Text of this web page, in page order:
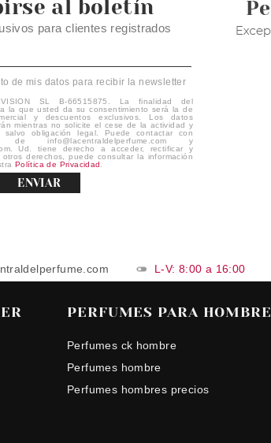
al boletín
para clientes registrados
de mis datos para recibir la newsletter
SL B-66515875. La finalidad del
la que usted da su consentimiento será la de
y descuentos exclusivos. Los datos
mientras no solicite el cese de la actividad y
obligación legal. Puede contactar con
info@lacentraldelperfume.com y
Ud. tiene derecho a acceder, rectificar y
derechos, puede consultar la información
Política de Privacidad
ENVIAR
L-V: 8:00 a 16:00
PERFUMES PARA HOMBRE
Perfumes ck hombre
Perfumes hombre
Perfumes hombres precios